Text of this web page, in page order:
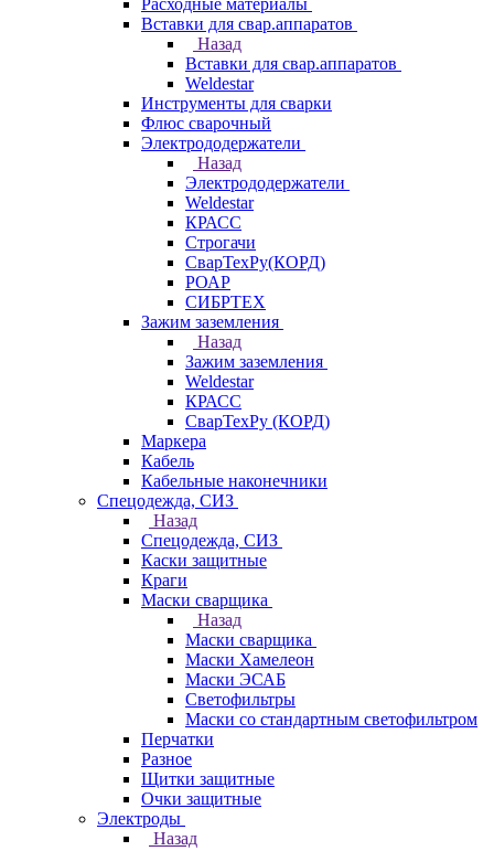
Расходные материалы
Вставки для свар.аппаратов
Назад
Вставки для свар.аппаратов
Weldestar
Инструменты для сварки
Флюс сварочный
Электрододержатели
Назад
Электрододержатели
Weldestar
КРАСС
Строгачи
СварТехРу(КОРД)
РОАР
СИБРТЕХ
Зажим заземления
Назад
Зажим заземления
Weldestar
КРАСС
СварТехРу (КОРД)
Маркера
Кабель
Кабельные наконечники
Спецодежда, СИЗ
Назад
Спецодежда, СИЗ
Каски защитные
Краги
Маски сварщика
Назад
Маски сварщика
Маски Хамелеон
Маски ЭСАБ
Светофильтры
Маски со стандартным светофильтром
Перчатки
Разное
Щитки защитные
Очки защитные
Электроды
Назад